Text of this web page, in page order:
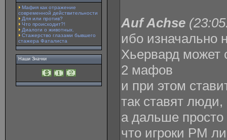
Мафия как отражение
современной действительности
Для или против?
Что происходит?!
Диалоги о животных.
Стажерство глазами бывшего
стажера Фаталиста
Наши Значки
Auf Achse
ибо изначально
Хьервард может
2 мафов
и при этом
так ставят
а дальше просто
что игроки РМ